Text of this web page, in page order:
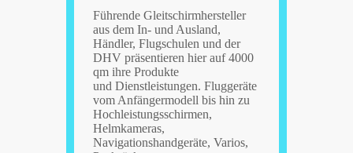
Führende Gleitschirmhersteller
aus dem In- und Ausland,
Händler, Flugschulen und der
DHV präsentieren hier auf 4000
qm ihre Produkte
und Dienstleistungen. Fluggeräte
vom Anfängermodell bis hin zu
Hochleistungsschirmen,
Helmkameras,
Navigationshandgeräte, Varios,